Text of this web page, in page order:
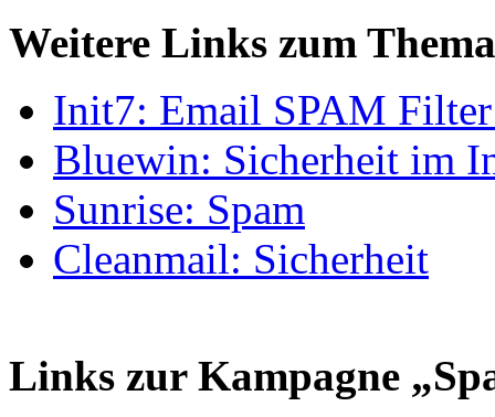
Weitere Links zum
Init7: Email SPAM
Bluewin: Sicherheit im
Sunrise: Spam
Cleanmail: Sicherheit
Links zur Kampagne